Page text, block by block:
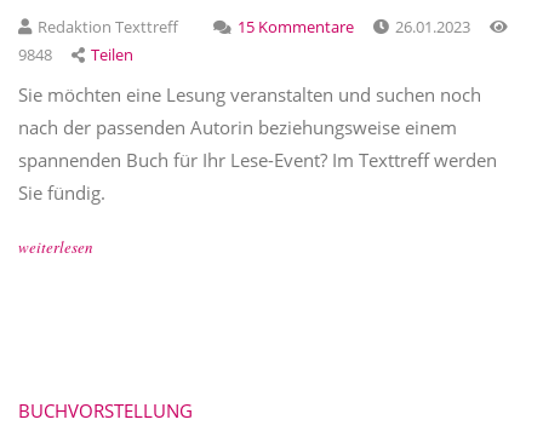
Redaktion Texttreff 15 Kommentare
26.01.2023
9848
Teilen
Sie möchten eine Lesung veranstalten und suchen noch
nach der passenden Autorin beziehungsweise einem
spannenden Buch für Ihr Lese-Event? Im Texttreff werden
Sie fündig.
weiterlesen
BUCHVORSTELLUNG